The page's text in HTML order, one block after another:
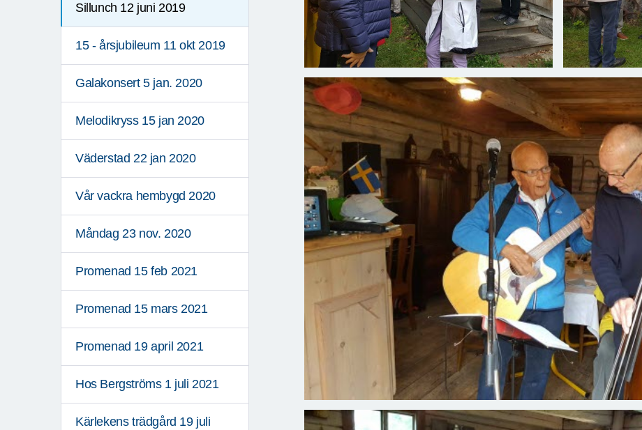
Sillunch 12 juni 2019
15 - årsjubileum 11 okt 2019
Galakonsert 5 jan. 2020
Melodikryss 15 jan 2020
Väderstad 22 jan 2020
Vår vackra hembygd 2020
Måndag 23 nov. 2020
Promenad 15 feb 2021
Promenad 15 mars 2021
Promenad 19 april 2021
Hos Bergströms 1 juli 2021
Kärlekens trädgård 19 juli